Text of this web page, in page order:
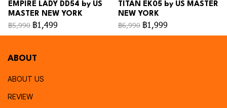
EMPIRE LADY DD54 by US
MASTER NEW YORK
฿5,990 ฿1,499
TITAN EK05 by US MASTER
NEW YORK
฿6,990 ฿1,999
ABOUT
ABOUT US
REVIEW